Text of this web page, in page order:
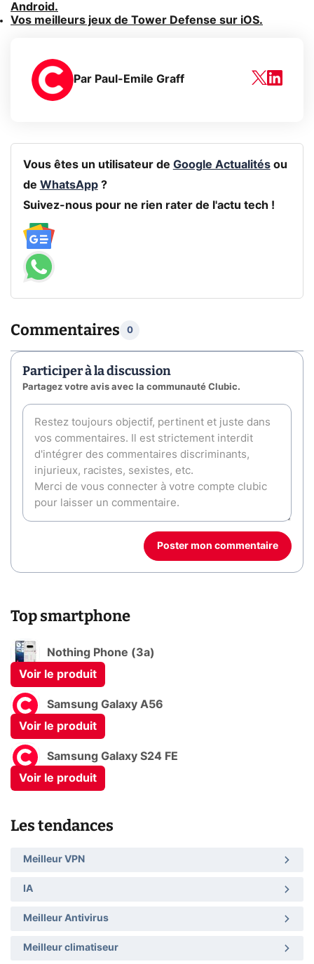
Android.
Vos meilleurs jeux de Tower Defense sur iOS.
Par Paul-Emile Graff
Vous êtes un utilisateur de Google Actualitésou
de WhatsApp?
Suivez-nous pour ne rien rater de l'actu tech !
Commentaires 0
Participer à la discussion
Partagez votre avis avec la communauté Clubic.
Poster mon commentaire
Top smartphone
Nothing Phone (3a)
Voir le produit
Samsung Galaxy A56
Voir le produit
Samsung Galaxy S24 FE
Voir le produit
Les tendances
Meilleur VPN
IA
Meilleur Antivirus
Meilleur climatiseur